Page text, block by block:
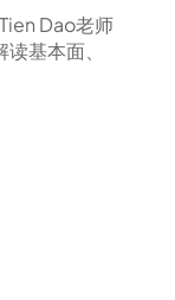
Dao老师
基本面、